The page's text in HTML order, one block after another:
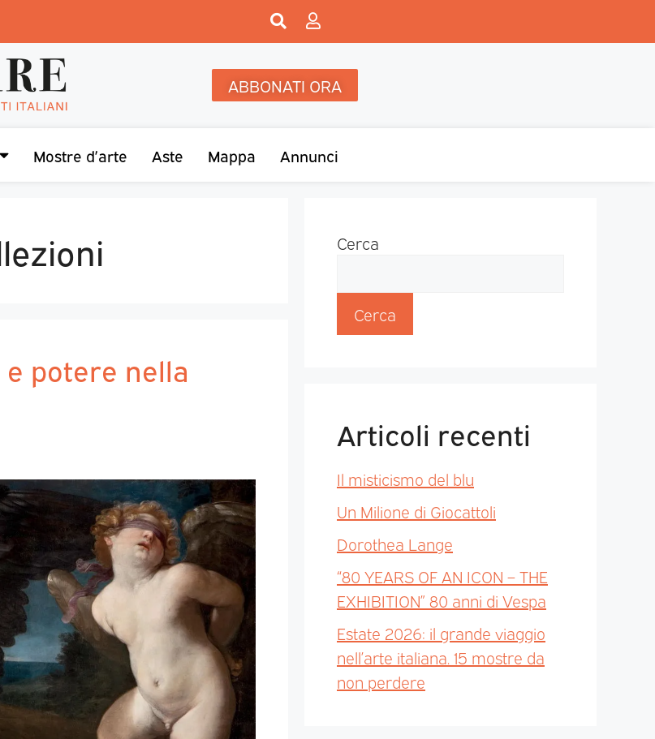
ABBONATI ORA
Mostre d’arte Aste Mappa Annunci
potere nella
Cerca
Cerca
Articoli recenti
Il misticismo del blu
Un Milione di Giocattoli
Dorothea Lange
“80 YEARS OF AN ICON – THE
EXHIBITION” 80 anni di Vespa
Estate 2026: il grande viaggio
nell’arte italiana. 15 mostre da
non perdere